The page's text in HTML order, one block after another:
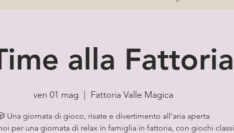
alla
ven 01 mag Fattoria Valle Magica
Una giornata di gioco, risate e divertimento all'aria aperta
per una giornata di relax in famiglia in fattoria, con giochi